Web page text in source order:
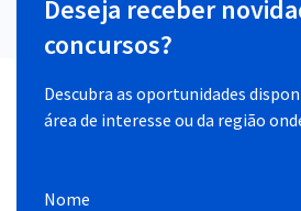
Deseja receber
concursos?
Descubra as oportunidades
área de interesse ou da região
Nome